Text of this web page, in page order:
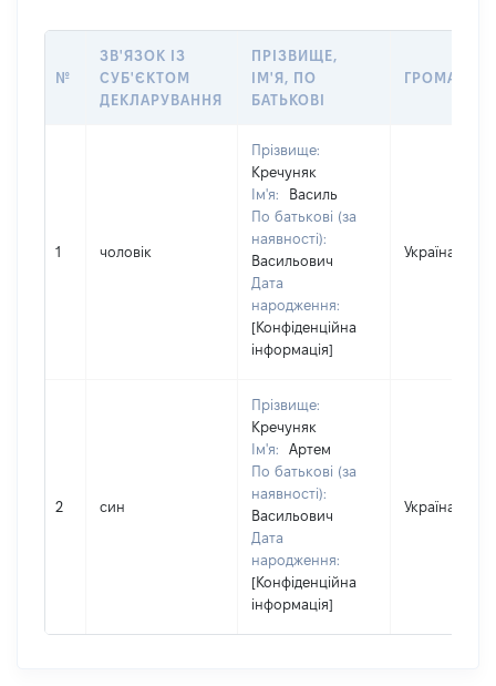
№
ЗВ'ЯЗОК ІЗ
СУБ'ЄКТОМ
ДЕКЛАРУВАННЯ
ПРІЗВИЩЕ,
ІМ'Я, ПО
БАТЬКОВІ
1 чоловік
Прізвище:
Кречуняк
Ім'я:
Василь
По батькові (за
наявності):
Васильович
Дата
народження:
[Конфіденційна
інформація]
Україна
2 син
Прізвище:
Кречуняк
Ім'я:
Артем
По батькові (за
наявності):
Васильович
Дата
народження:
[Конфіденційна
інформація]
Україна